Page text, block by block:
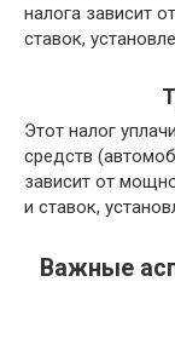
налога зависит
ставок,
Этот налог
средств
зависит от
и ставок,
Важные